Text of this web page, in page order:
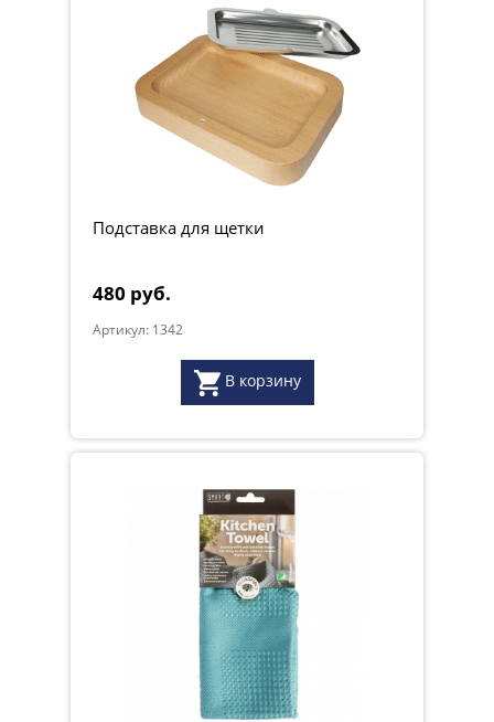
Подставка для щетки
480 руб.
Артикул: 1342
В корзину